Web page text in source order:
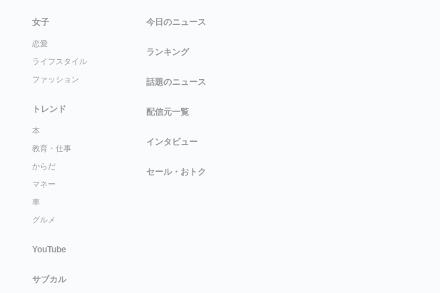
女子
恋愛
ライフスタイル
ファッション
トレンド
本
教育・仕事
からだ
マネー
車
グルメ
YouTube
サブカル
今日のニュース
ランキング
話題のニュース
配信元一覧
インタビュー
セール・おトク